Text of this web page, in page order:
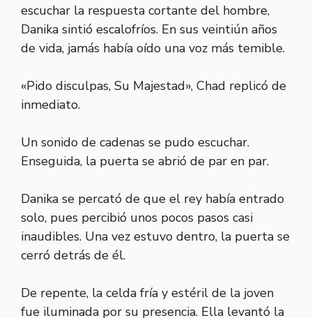
escuchar la respuesta cortante del hombre,
Danika sintió escalofríos. En sus veintiún años
de vida, jamás había oído una voz más temible.
«Pido disculpas, Su Majestad», Chad replicó de
inmediato.
Un sonido de cadenas se pudo escuchar.
Enseguida, la puerta se abrió de par en par.
Danika se percató de que el rey había entrado
solo, pues percibió unos pocos pasos casi
inaudibles. Una vez estuvo dentro, la puerta se
cerró detrás de él.
De repente, la celda fría y estéril de la joven
fue iluminada por su presencia. Ella levantó la